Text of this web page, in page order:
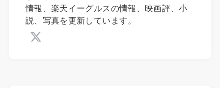
情報、楽天イーグルスの情報、映画評、小
説、写真を更新しています。